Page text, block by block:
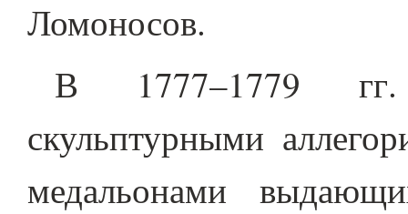
Ломоносов.
В 1777–1779
скульптурными
медальонами